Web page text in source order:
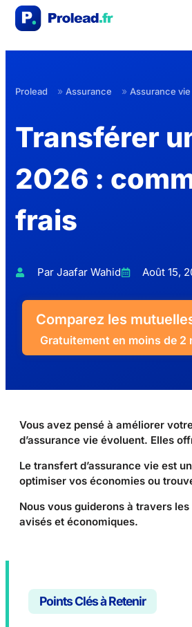
Prolead » Assurance » Assurance vie
Transférer
2026 :
frais
Par Jaafar Wahid Août 15,
Comparez les
Gratuitement en moins de 2
Vous avez pensé à améliorer
d’assurance vie évoluent. Elles
Le transfert d’assurance vie est
optimiser vos économies ou
Nous vous guiderons à travers
avisés et économiques.
Points Clés à Retenir